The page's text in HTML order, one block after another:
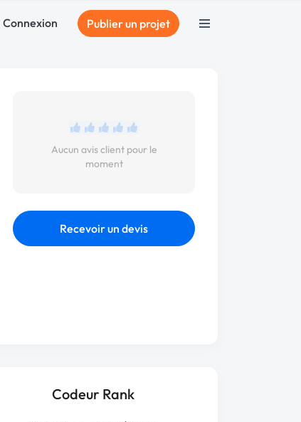
Connexion Publier un projet
Aucun avis client pour le
moment
Recevoir un devis
Codeur Rank